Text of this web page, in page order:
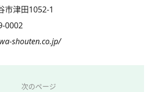
津田1052-1
0002
shouten.co.jp/
次のページ